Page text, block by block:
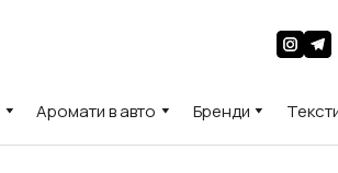
Аромати в авто Бренди